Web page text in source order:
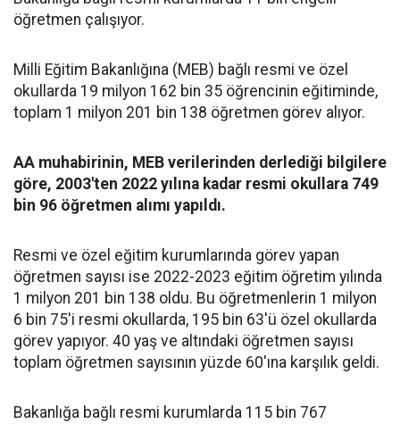
öğretmen çalışıyor.
Milli Eğitim Bakanlığına (MEB) bağlı resmi ve özel
okullarda 19 milyon 162 bin 35 öğrencinin eğitiminde,
toplam 1 milyon 201 bin 138 öğretmen görev alıyor.
AA muhabirinin, MEB verilerinden derlediği bilgilere
göre, 2003'ten 2022 yılına kadar resmi okullara 749
bin 96 öğretmen alımı yapıldı.
Resmi ve özel eğitim kurumlarında görev yapan
öğretmen sayısı ise 2022-2023 eğitim öğretim yılında
1 milyon 201 bin 138 oldu. Bu öğretmenlerin 1 milyon
6 bin 75'i resmi okullarda, 195 bin 63'ü özel okullarda
görev yapıyor. 40 yaş ve altındaki öğretmen sayısı
toplam öğretmen sayısının yüzde 60'ına karşılık geldi.
Bakanlığa bağlı resmi kurumlarda 115 bin 767